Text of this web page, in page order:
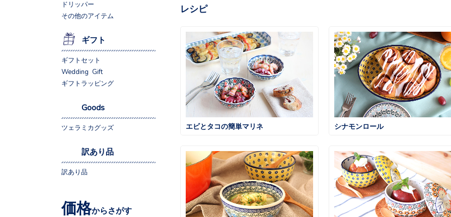
レシピ
エビとタコの簡単マリネ シナモンロール
ドリッパー
その他のアイテム
ギフト
ギフトセット
Wedding Gift
ギフトラッピング
Goods
ツェラミカグッズ
訳あり品
訳あり品
価格からさがす